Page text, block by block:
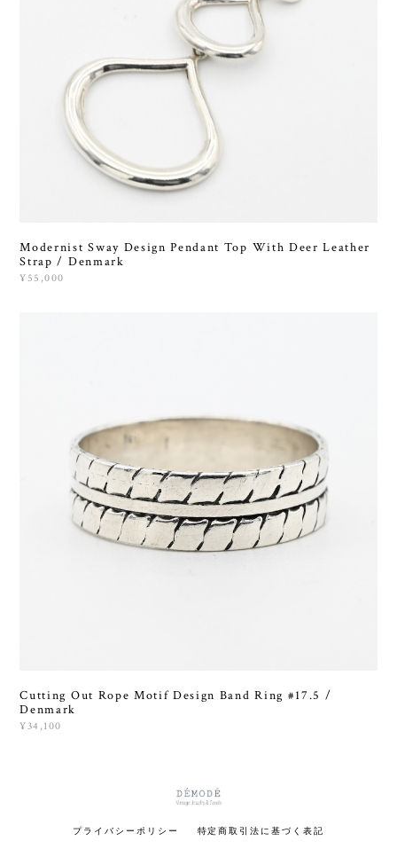
Modernist Sway Design Pendant Top With Deer Leather
Strap / Denmark
¥55,000
Cutting Out Rope Motif Design Band Ring #17.5 /
Denmark
¥34,100
プライバシーポリシー 特定商取引法に基づく表記